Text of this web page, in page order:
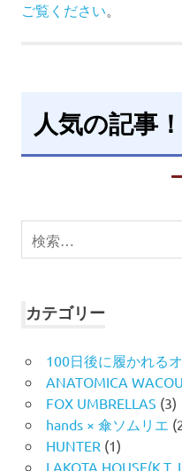
ご覧ください。
人気の記事！
検
索
カテゴリー
100日後に履かれる
ANATOMICA
FOX UMBRELLAS (3)
hands × 傘ソムリエ
HUNTER (1)
LAKOTA HOUSE(K.T.